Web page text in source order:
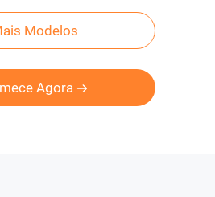
Modelos
Agora